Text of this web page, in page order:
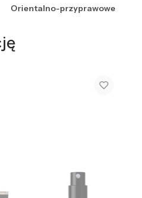
Orientalno-przyprawowe